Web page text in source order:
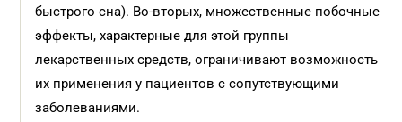
быстрого сна). Во-вторых, множественные побочные
эффекты, характерные для этой группы
лекарственных средств, ограничивают возможность
их применения у пациентов с сопутствующими
заболеваниями.